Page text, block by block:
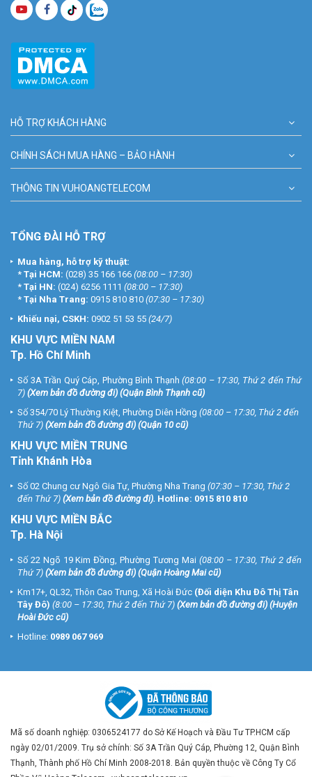
HỖ TRỢ KHÁCH HÀNG
CHÍNH SÁCH MUA HÀNG – BẢO HÀNH
THÔNG TIN VUHOANGTELECOM
TỔNG ĐÀI HỖ TRỢ
Mua hàng, hỗ trợ kỹ thuật:
* Tại HCM: (028) 35 166 166 (08:00 – 17:30)
* Tại HN: (024) 6256 1111 (08:00 – 17:30)
* Tại Nha Trang: 0915 810 810 (07:30 – 17:30)
Khiếu nại, CSKH: 0902 51 53 55 (24/7)
KHU VỰC MIỀN NAM
Tp. Hồ Chí Minh
Số 3A Trần Quý Cáp, Phường Bình Thạnh (08:00 – 17:30, Thứ 2 đến Thứ
7) (Xem bản đồ đường đi) (Quận Bình Thạnh cũ)
Số 354/70 Lý Thường Kiệt, Phường Diên Hồng (08:00 – 17:30, Thứ 2 đến
Thứ 7) (Xem bản đồ đường đi) (Quận 10 cũ)
KHU VỰC MIỀN TRUNG
Tỉnh Khánh Hòa
Số 02 Chung cư Ngô Gia Tự, Phường Nha Trang (07:30 – 17:30, Thứ 2
đến Thứ 7) (Xem bản đồ đường đi). Hotline: 0915 810 810
KHU VỰC MIỀN BẮC
Tp. Hà Nội
Số 22 Ngõ 19 Kim Đồng, Phường Tương Mai (08:00 – 17:30, Thứ 2 đến
Thứ 7) (Xem bản đồ đường đi) (Quận Hoàng Mai cũ)
Km17+, QL32, Thôn Cao Trung, Xã Hoài Đức (Đối diện Khu Đô Thị Tân
Tây Đô) (8:00 – 17:30, Thứ 2 đến Thứ 7) (Xem bản đồ đường đi) (Huyện
Hoài Đức cũ)
Hotline: 0989 067 969
Mã số doanh nghiệp: 0306524177 do Sở Kế Hoạch và Đầu Tư TP.HCM cấp
ngày 02/01/2009. Trụ sở chính: Số 3A Trần Quý Cáp, Phường 12, Quận Bình
Thạnh, Thành phố Hồ Chí Minh 2008-2018. Bản quyền thuộc về Công Ty Cổ